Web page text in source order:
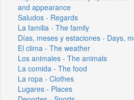
and appearance
Saludos - Regards
La familia - The family
Días, meses y estaciones - Days,
El clima - The weather
Los animales - The animals
La comida - The food
La ropa - Clothes
Lugares - Places